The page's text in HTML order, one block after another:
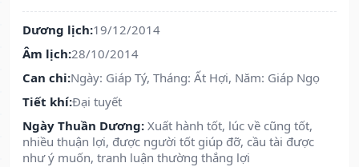
Dương lịch:19/12/2014
Âm lịch:28/10/2014
Can chi:Ngày: Giáp Tý, Tháng: Ất Hợi, Năm: Giáp Ngọ
Tiết khí:Đại tuyết
Ngày Thuần Dương: Xuất hành tốt, lúc về cũng tốt,
nhiều thuận lợi, được người tốt giúp đỡ, cầu tài được
như ý muốn, tranh luận thường thắng lợi